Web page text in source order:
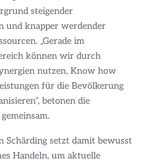
steigender
und knapper werdender
„Gerade im
können wir durch
nutzen, Know how
für die Bevölkerung
betonen die
Schärding setzt damit bewusst
Handeln, um aktuelle